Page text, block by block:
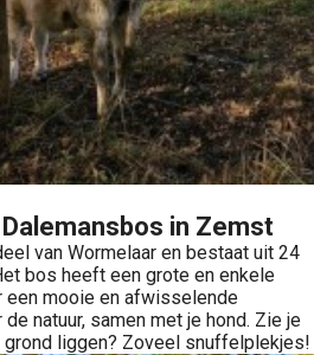
in Zemst
van Wormelaar en bestaat uit 24
bos heeft een grote en enkele
een mooie en afwisselende
natuur, samen met je hond. Zie je
liggen? Zoveel snuffelplekjes!